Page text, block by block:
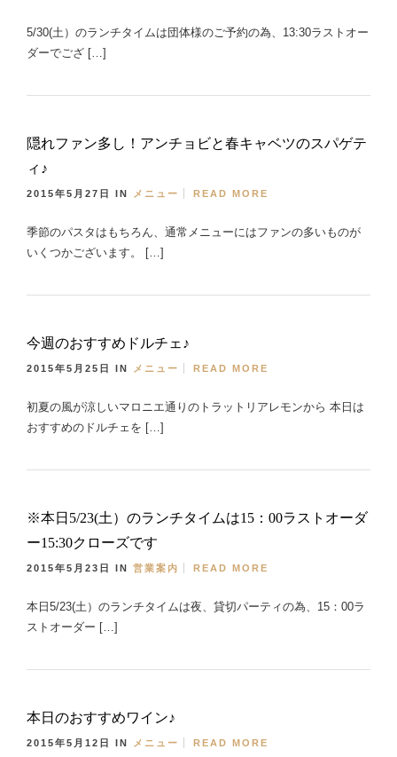
5/30(土）のランチタイムは団体様のご予約の為、13:30ラストオー
ダーでござ […]
隠れファン多し！アンチョビと春キャベツのスパゲテ
ィ♪
2015年5月27日 IN メニュー READ MORE
季節のパスタはもちろん、通常メニューにはファンの多いものが
いくつかございます。 […]
今週のおすすめドルチェ♪
2015年5月25日 IN メニュー READ MORE
初夏の風が涼しいマロニエ通りのトラットリアレモンから 本日は
おすすめのドルチェを […]
※本日5/23(土）のランチタイムは15：00ラストオーダ
ー15:30クローズです
2015年5月23日 IN 営業案内 READ MORE
本日5/23(土）のランチタイムは夜、貸切パーティの為、15：00ラ
ストオーダー […]
本日のおすすめワイン♪
2015年5月12日 IN メニュー READ MORE